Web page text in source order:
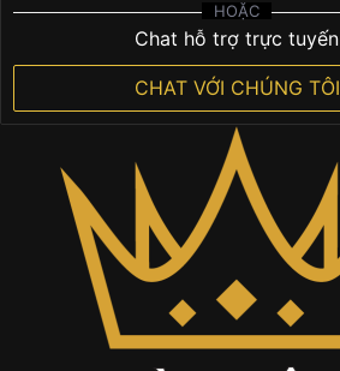
HOẶC
Chat hỗ trợ trực tuyến
CHAT VỚI CHÚNG TÔI